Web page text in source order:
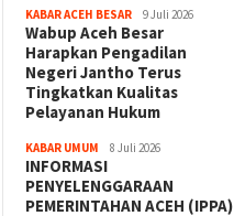
KABAR ACEH BESAR 9 Juli 2026
Wabup Aceh Besar
Harapkan Pengadilan
Negeri Jantho Terus
Tingkatkan Kualitas
Pelayanan Hukum
KABAR UMUM 8 Juli 2026
INFORMASI
PENYELENGGARAAN
PEMERINTAHAN ACEH (IPPA)